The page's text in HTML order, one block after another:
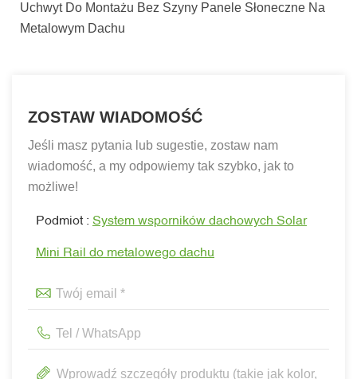
Uchwyt Do Montażu Bez Szyny Panele Słoneczne Na
Metalowym Dachu
ZOSTAW WIADOMOŚĆ
Jeśli masz pytania lub sugestie, zostaw nam
wiadomość, a my odpowiemy tak szybko, jak to
możliwe!
Podmiot : System wsporników dachowych Solar
Mini Rail do metalowego dachu